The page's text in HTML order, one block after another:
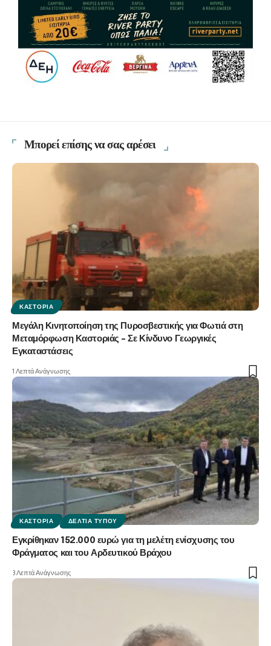
Μπορεί επίσης να σας αρέσει
ΚΑΣΤΟΡΙΆ
Μεγάλη Κινητοποίηση της Πυροσβεστικής για Φωτιά στη
Μεταμόρφωση Καστοριάς – Σε Κίνδυνο Γεωργικές
Εγκαταστάσεις
1 Λεπτά Ανάγνωσης
ΚΑΣΤΟΡΙΆ ΔΕΛΤΊΑ ΤΎΠΟΥ
Εγκρίθηκαν 152.000 ευρώ για τη μελέτη ενίσχυσης του
Φράγματος και του Αρδευτικού Βράχου
3 Λεπτά Ανάγνωσης